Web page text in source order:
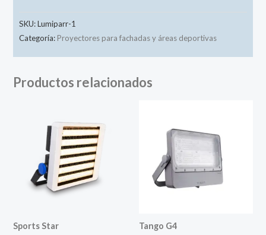
SKU:Lumiparr-1
Categoría: Proyectores para fachadas y áreas deportivas
Productos relacionados
Sports Star Tango G4